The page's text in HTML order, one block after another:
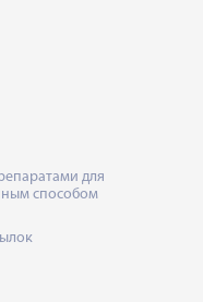
для
способом